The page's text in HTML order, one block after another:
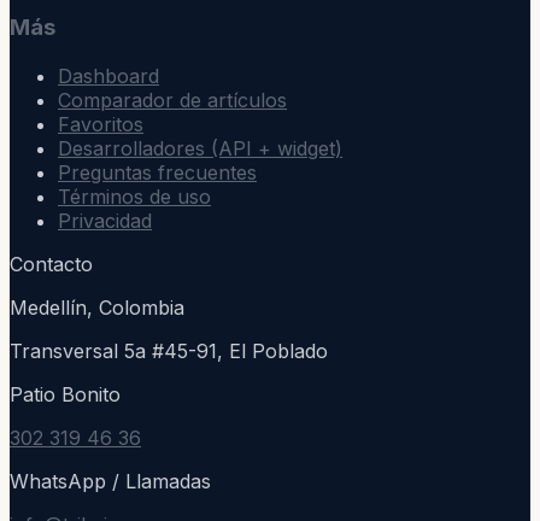
Más
Dashboard
Comparador de artículos
Favoritos
Desarrolladores (API + widget)
Preguntas frecuentes
Términos de uso
Privacidad
Contacto
Medellín, Colombia
Transversal 5a #45-91, El Poblado
Patio Bonito
302 319 46 36
WhatsApp / Llamadas